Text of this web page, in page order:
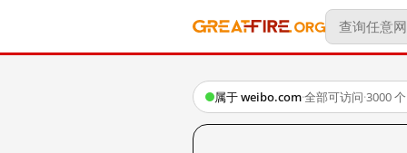
属于 weibo.com·全部可访问·3000